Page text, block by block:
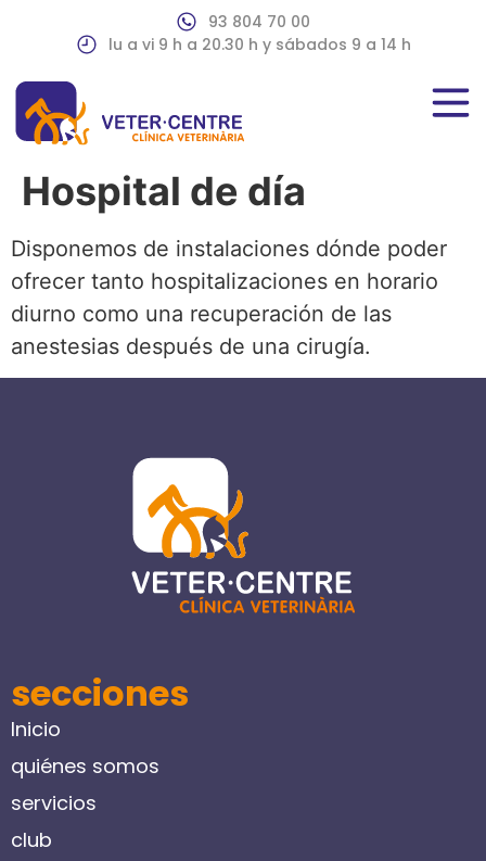
93 804 70 00
lu a vi 9 h a 20.30 h y sábados 9 a 14 h
Hospital de día
Disponemos de instalaciones dónde poder
ofrecer tanto hospitalizaciones en horario
diurno como una recuperación de las
anestesias después de una cirugía.
secciones
Inicio
quiénes somos
servicios
club